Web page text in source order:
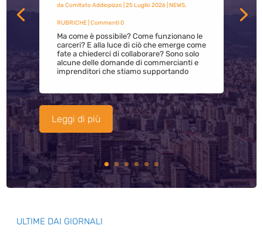
da Comitato Addiopizzo| 25 Luglio 2026| NEWS,
RUBRICHE| Commenti 0
Ma come è possibile? Come funzionano le
carceri? E alla luce di ciò che emerge come
fate a chiederci di collaborare? Sono solo
alcune delle domande di commercianti e
imprenditori che stiamo supportando
Leggi di più
ULTIME DAI GIORNALI